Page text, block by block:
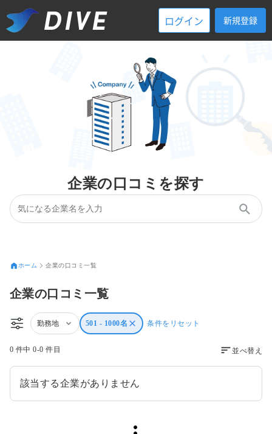
ログイン 新規登録
企業の口コミを探す
ホーム 企業の口コミ一覧
企業の口コミ一覧
勤務地 501 - 1000名 条件をリセット
0 件中 0-0 件目 並べ替え
該当する企業がありません